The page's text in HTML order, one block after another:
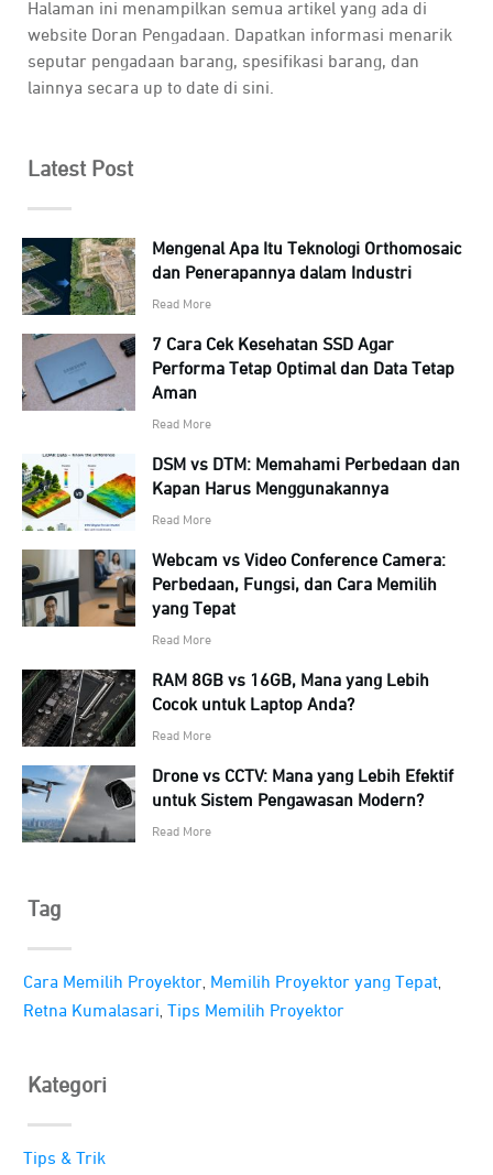
Halaman ini menampilkan semua artikel yang ada di
website Doran Pengadaan. Dapatkan informasi menarik
seputar pengadaan barang, spesifikasi barang, dan
lainnya secara up to date di sini.
Latest Post
Mengenal Apa Itu Teknologi Orthomosaic
dan Penerapannya dalam Industri
Read More
7 Cara Cek Kesehatan SSD Agar
Performa Tetap Optimal dan Data Tetap
Aman
Read More
DSM vs DTM: Memahami Perbedaan dan
Kapan Harus Menggunakannya
Read More
Webcam vs Video Conference Camera:
Perbedaan, Fungsi, dan Cara Memilih
yang Tepat
Read More
RAM 8GB vs 16GB, Mana yang Lebih
Cocok untuk Laptop Anda?
Read More
Drone vs CCTV: Mana yang Lebih Efektif
untuk Sistem Pengawasan Modern?
Read More
Tag
Cara Memilih Proyektor, Memilih Proyektor yang Tepat,
Retna Kumalasari, Tips Memilih Proyektor
Kategori
Tips & Trik